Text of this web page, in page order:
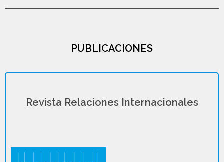
PUBLICACIONES
Revista Relaciones Internacionales